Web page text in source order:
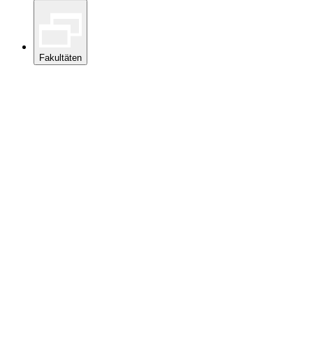
Fakultäten